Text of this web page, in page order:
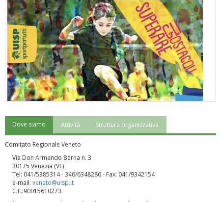
"Superare gli ostacoli": la relazione di Tiziano Pesce al CN Uisp
Dove siamo Attività Struttura organizzativa
Comitato Regionale Veneto
Via Don Armando Berna n. 3
30175 Venezia (VE)
Tel: 041/5385314 - 346/6348286 - Fax: 041/9342154
e-mail: veneto@uisp.it
C.F.:90015610273